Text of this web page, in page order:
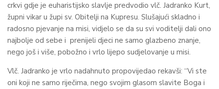
crkvi gdje je euharistijsko slavlje predvodio vlč. Jadranko Kurt,
župni vikar u župi sv. Obitelji na Kupresu. Slušajući skladno i
radosno pjevanje na misi, vidjelo se da su svi voditelji dali ono
najbolje od sebe i prenijeli djeci ne samo glazbeno znanje,
nego još i više, pobožno i vrlo lijepo sudjelovanje u misi.
Vlč. Jadranko je vrlo nadahnuto propovijedao rekavši: “Vi ste
oni koji ne samo riječima, nego svojim glasom slavite Boga i